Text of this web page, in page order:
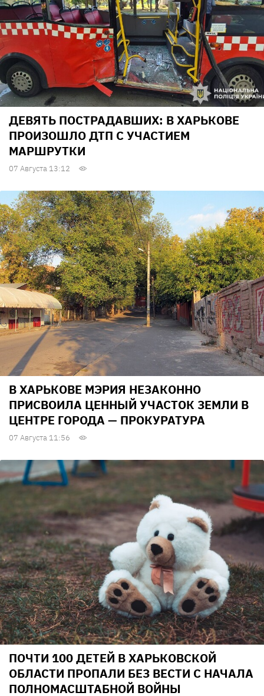
ДЕВЯТЬ ПОСТРАДАВШИХ: В ХАРЬКОВЕ
ПРОИЗОШЛО ДТП С УЧАСТИЕМ
МАРШРУТКИ
07 Августа 13:12
В ХАРЬКОВЕ МЭРИЯ НЕЗАКОННО
ПРИСВОИЛА ЦЕННЫЙ УЧАСТОК ЗЕМЛИ В
ЦЕНТРЕ ГОРОДА — ПРОКУРАТУРА
07 Августа 11:56
ПОЧТИ 100 ДЕТЕЙ В ХАРЬКОВСКОЙ
ОБЛАСТИ ПРОПАЛИ БЕЗ ВЕСТИ С НАЧАЛА
ПОЛНОМАСШТАБНОЙ ВОЙНЫ